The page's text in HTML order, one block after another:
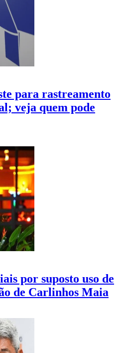
para rastreamento
veja quem pode
por suposto uso de
de Carlinhos Maia